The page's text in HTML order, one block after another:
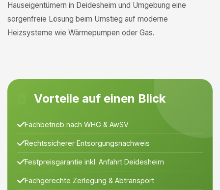
Hauseigentümern in Deidesheim und Umgebung eine
sorgenfreie Lösung beim Umstieg auf moderne
Heizsysteme wie Wärmepumpen oder Gas.
Vorteile auf einen Blick
Fachbetrieb nach WHG & AwSV
Rechtssicherer Entsorgungsnachweis
Festpreisgarantie inkl. Anfahrt Deidesheim
Fachgerechte Zerlegung & Abtransport